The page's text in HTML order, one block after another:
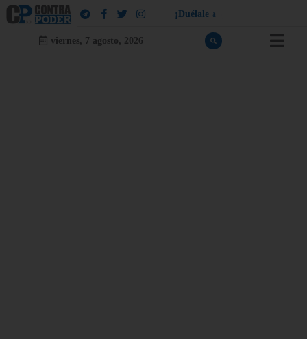
¡ Dué a e a
viernes, 7 agosto, 2026